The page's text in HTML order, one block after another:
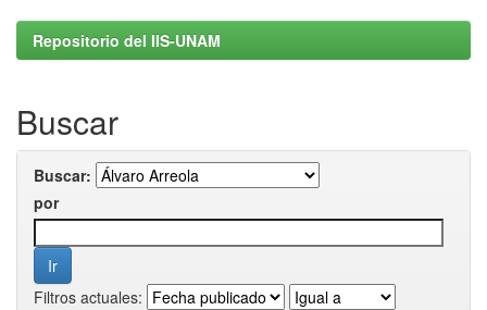
Repositorio del IIS-UNAM
Buscar
Buscar:
por
Filtros actuales: